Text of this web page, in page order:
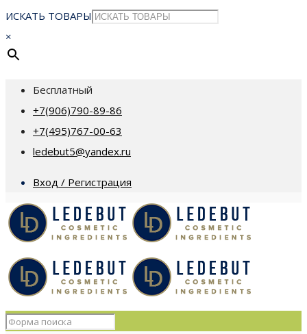
ИСКАТЬ ТОВАРЫ
×
Бесплатный
+7(906)790-89-86
+7(495)767-00-63
ledebut5@yandex.ru
Вход / Регистрация